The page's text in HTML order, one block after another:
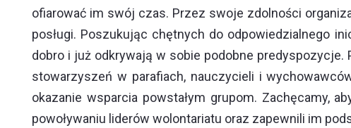
ofiarować im swój czas. Przez swoje zdolności
posługi. Poszukując chętnych do odpowiedzialnego
dobro i już odkrywają w sobie podobne predyspozycje.
stowarzyszeń w parafiach,nauczycieli i
okazanie wsparcia powstałym grupom. Zachęcamy,
powoływaniu liderów wolontariatu oraz zapewnili im